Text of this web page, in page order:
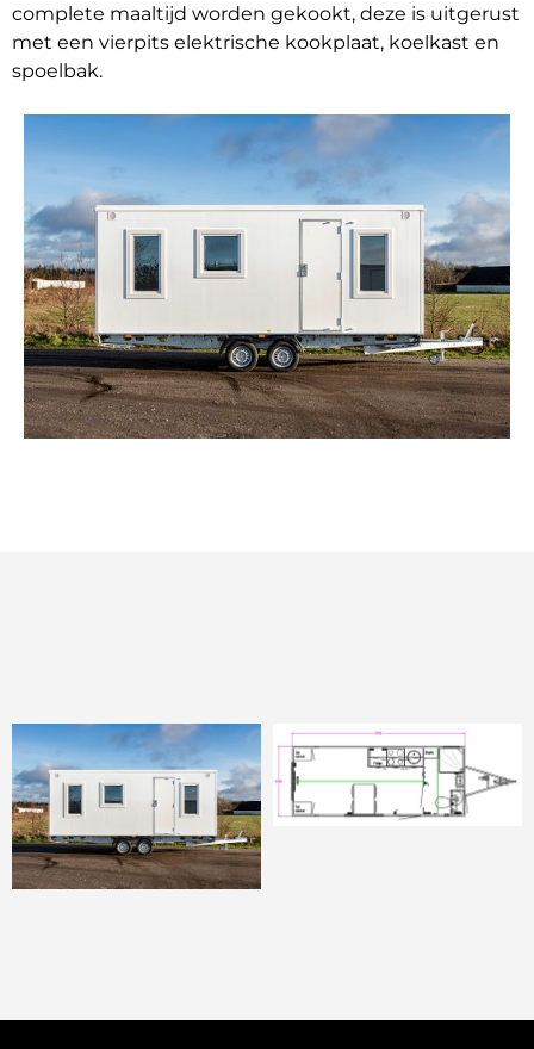
complete maaltijd worden gekookt, deze is uitgerust
met een vierpits elektrische kookplaat, koelkast en
spoelbak.